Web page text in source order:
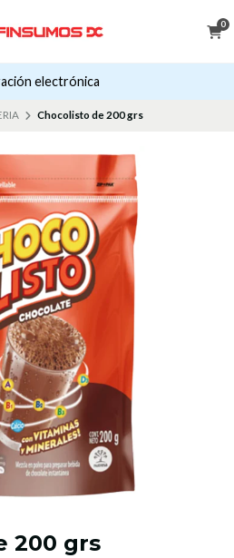
0
electrónica
Chocolisto de 200 grs
200 grs